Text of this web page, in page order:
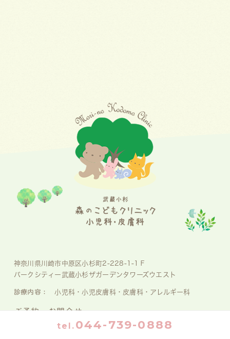
tel. 044-739-0888
神奈川県川崎市中原区小杉町2-228-1-1Ｆ
パークシティー武蔵小杉ザガーデンタワーズウエスト
診療内容： 小児科・小児皮膚科・皮膚科・アレルギー科
ご予約・お問合せ
044-739-0888